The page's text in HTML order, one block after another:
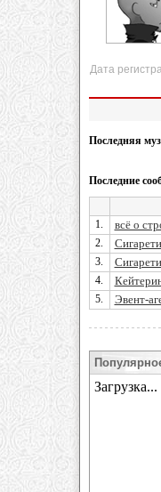
Дата
Последняя
Последние
1. всё о
2.
3.
4.
5. Эвент-